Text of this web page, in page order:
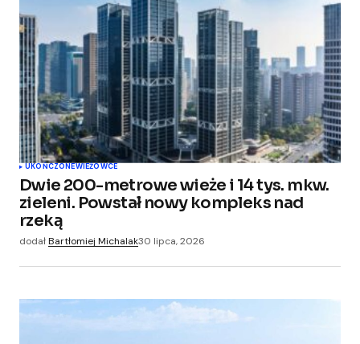
Comment*
Your Name*
Your E-mail*
Zapamiętaj moje dane w tej przeglądarce
podczas pisania kolejnych komentarzy.
Submit Comment
UKOŃCZONEWIEŻOWCE
Dwie 200-metrowe wieże i 14 tys. mkw.
zieleni. Powstał nowy kompleks nad
rzeką
dodałBartłomiej Michalak30 lipca, 2026